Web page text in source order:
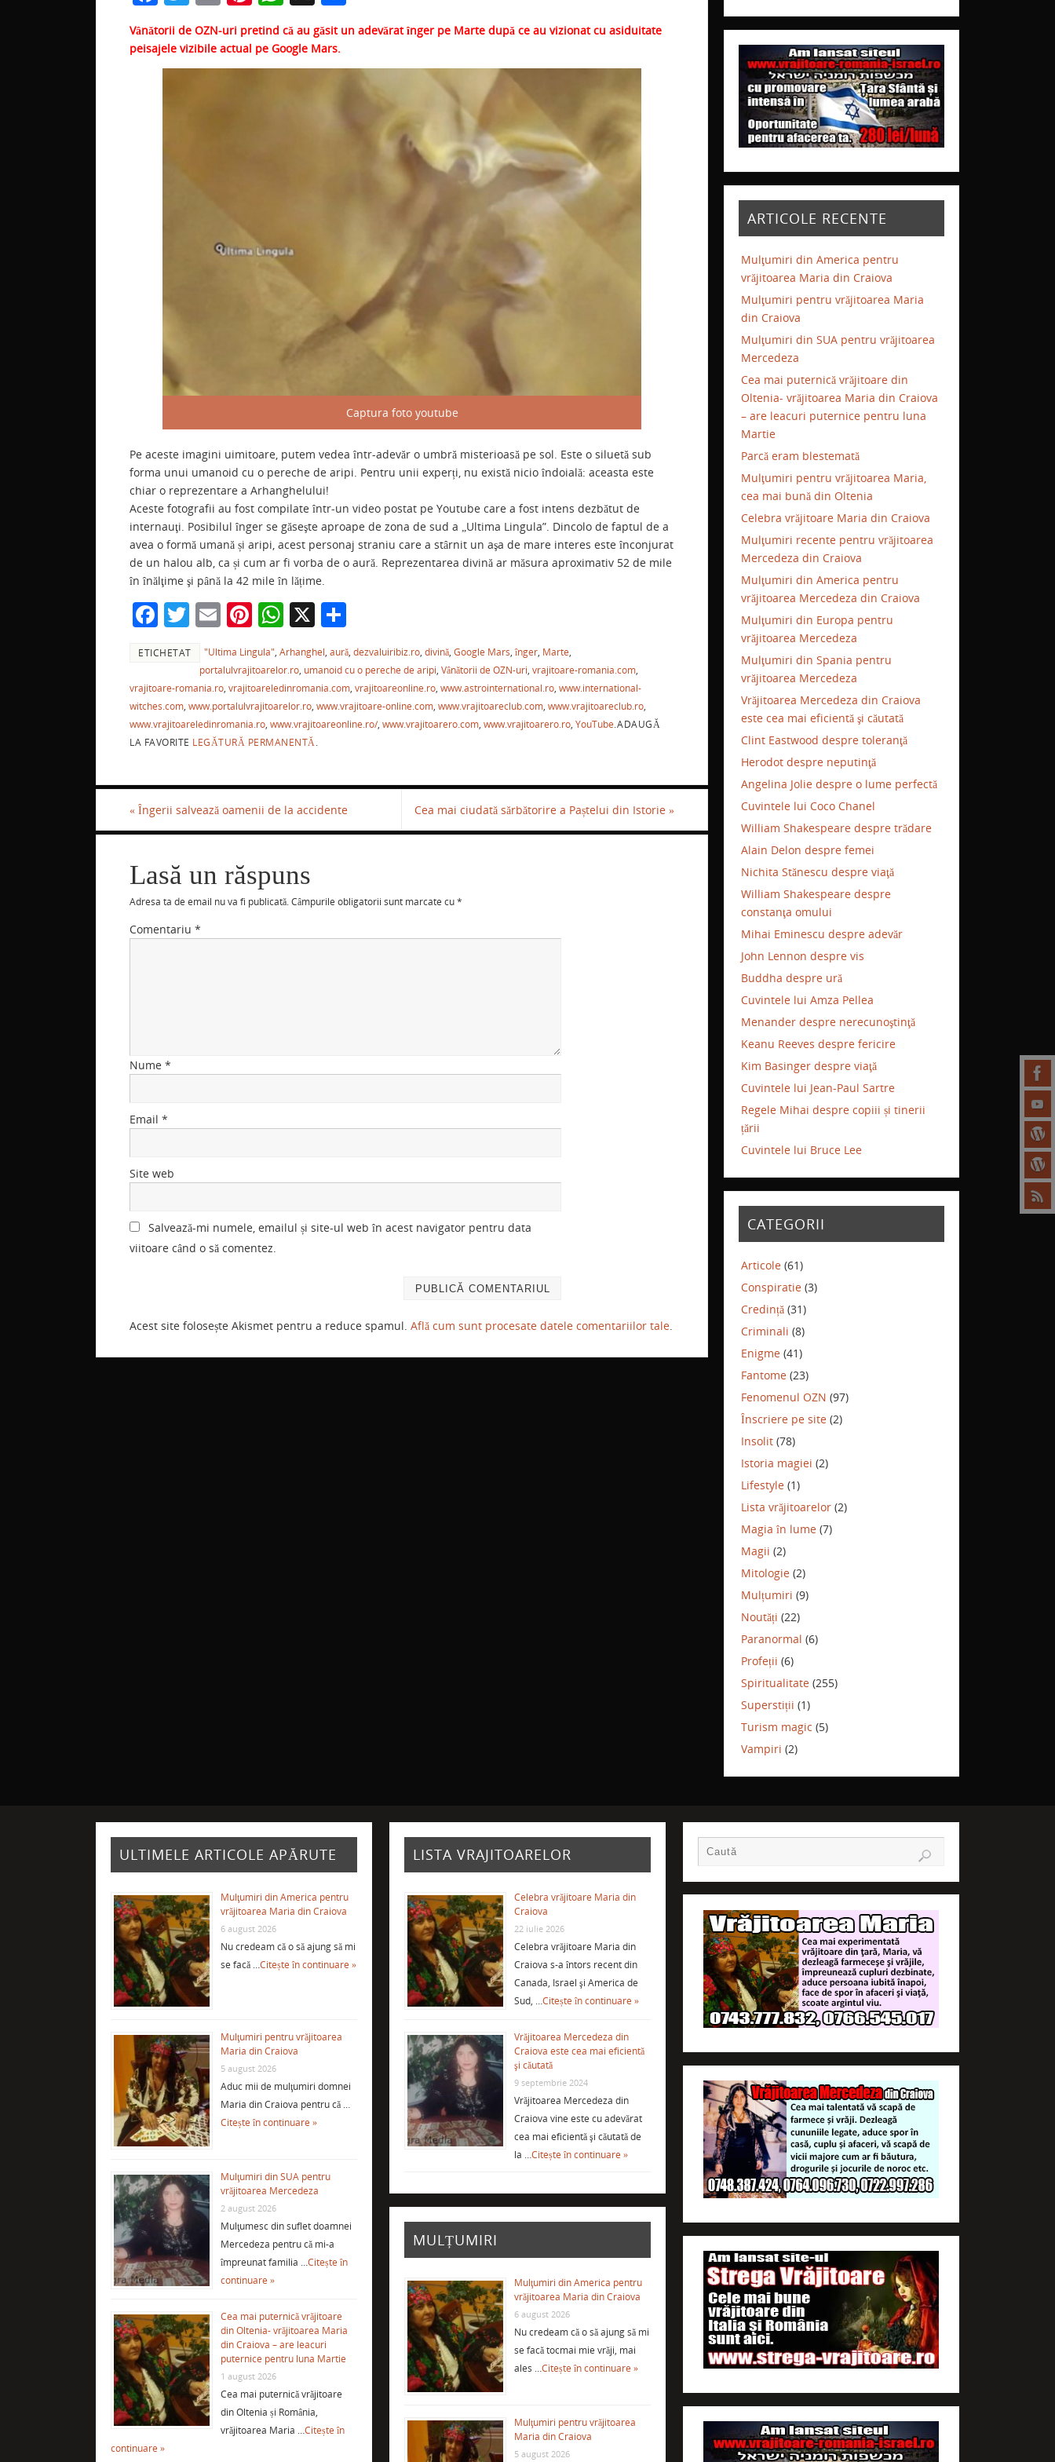
a
c
e
w
itt
er
m
ai
l
nt
er
e
h
at
s
ar
ta
je
ză
Vânătorii de OZN-uri pretind că au găsit un adevărat înger pe Marte după ce au vizionat cu asiduitate
peisajele vizibile actual pe Google Mars.
Captura foto youtube
Pe aceste imagini uimitoare, putem vedea într-adevăr o umbră misterioasă pe sol. Este o siluetă sub
forma unui umanoid cu o pereche de aripi. Pentru unii experți, nu există nicio îndoială: aceasta este
chiar o reprezentare a Arhanghelului!
Aceste fotografii au fost compilate într-un video postat pe Youtube care a fost intens dezbătut de
internauţi. Posibilul înger se găseşte aproape de zona de sud a „Ultima Lingula”. Dincolo de faptul de a
avea o formă umană și aripi, acest personaj straniu care a stârnit un aşa de mare interes este înconjurat
de un halou alb, ca și cum ar fi vorba de o aură. Reprezentarea divină ar măsura aproximativ 52 de mile
în înălţime şi până la 42 mile în lățime.
F
c
e
b
o
k
T
w
itt
er
E
m
ai
l
Pi
nt
er
e
st
W
h
at
s
A
p
X
ar
ta
je
a
ETICHETAT "Ultima Lingula" Arhanghel aură, dezvaluiribiz.ro, divină, Google Mars înger, Marte
portalulvrajitoarelor.ro, umanoid cu o pereche de aripi Vânătorii de OZN-uri vrajitoare-romania.com,
vrajitoare-romania.ro vrajitoareledinromania.com vrajitoareonline.ro www.astrointernational.ro www.international-
witches.com www.portalulvrajitoarelor.ro www.vrajitoare-online.com www.vrajitoareclub.com www.vrajitoareclub.ro
www.vrajitoareledinromania.ro www.vrajitoareonline.ro/ www.vrajitoarero.com www.vrajitoarero.ro YouTube ADAUGĂ
LA FAVORITE LEGĂTURĂ PERMANENTĂ
« Îngerii salvează oamenii de la accidente Cea mai ciudată sărbătorire a Paștelui din Istorie »
Lasă un răspuns
Adresa ta de email nu va fi publicată. Câmpurile obligatorii sunt marcate cu*
Comentariu *
Nume *
Email *
Site web
Salvează-mi numele, emailul și site-ul web în acest navigator pentru data
viitoare când o să comentez.
Acest site folosește Akismet pentru a reduce spamul. Află cum sunt procesate datele comentariilor tale.
ARTICOLE RECENTE
Mulţumiri din America pentru
vrăjitoarea Maria din Craiova
Mulţumiri pentru vrăjitoarea Maria
din Craiova
Mulţumiri din SUA pentru vrăjitoarea
Mercedeza
Cea mai puternică vrăjitoare din
Oltenia- vrăjitoarea Maria din Craiova
– are leacuri puternice pentru luna
Martie
Parcă eram blestemată
Mulţumiri pentru vrăjitoarea Maria,
cea mai bună din Oltenia
Celebra vrăjitoare Maria din Craiova
Mulţumiri recente pentru vrăjitoarea
Mercedeza din Craiova
Mulţumiri din America pentru
vrăjitoarea Mercedeza din Craiova
Mulţumiri din Europa pentru
vrăjitoarea Mercedeza
Mulţumiri din Spania pentru
vrăjitoarea Mercedeza
Vrăjitoarea Mercedeza din Craiova
este cea mai eficientă şi căutată
Clint Eastwood despre toleranţă
Herodot despre neputinţă
Angelina Jolie despre o lume perfectă
Cuvintele lui Coco Chanel
William Shakespeare despre trădare
Alain Delon despre femei
Nichita Stănescu despre viaţă
William Shakespeare despre
constanţa omului
Mihai Eminescu despre adevăr
John Lennon despre vis
Buddha despre ură
Cuvintele lui Amza Pellea
Menander despre nerecunoştinţă
Keanu Reeves despre fericire
Kim Basinger despre viaţă
Cuvintele lui Jean-Paul Sartre
Regele Mihai despre copiii și tinerii
țării
Cuvintele lui Bruce Lee
CATEGORII
Articole (61)
Conspiratie (3)
Credință (31)
Criminali (8)
Enigme (41)
Fantome (23)
Fenomenul OZN (97)
Înscriere pe site (2)
Insolit (78)
Istoria magiei (2)
Lifestyle (1)
Lista vrăjitoarelor (2)
Magia în lume (7)
Magii (2)
Mitologie (2)
Mulțumiri (9)
Noutăți (22)
Paranormal (6)
Profeții (6)
Spiritualitate (255)
Superstiții (1)
Turism magic (5)
Vampiri (2)
ULTIMELE ARTICOLE APĂRUTE
Mulţumiri din America pentru
vrăjitoarea Maria din Craiova
6 august 2026
Nu credeam că o să ajung să mi
se facă …Citește în continuare »
Mulţumiri pentru vrăjitoarea
Maria din Craiova
5 august 2026
Aduc mii de mulţumiri domnei
Maria din Craiova pentru că …
Citește în continuare »
Mulţumiri din SUA pentru
vrăjitoarea Mercedeza
2 august 2026
Mulţumesc din suflet doamnei
Mercedeza pentru că mi-a
împreunat familia …Citește în
continuare »
Cea mai puternică vrăjitoare
din Oltenia- vrăjitoarea Maria
din Craiova – are leacuri
puternice pentru luna Martie
1 august 2026
Cea mai puternică vrăjitoare
din Oltenia și România,
vrăjitoarea Maria …Citește în
continuare »
LISTA VRAJITOARELOR
Celebra vrăjitoare Maria din
Craiova
22 iulie 2026
Celebra vrăjitoare Maria din
Craiova s-a întors recent din
Canada, Israel şi America de
Sud, …Citește în continuare »
Vrăjitoarea Mercedeza din
Craiova este cea mai eficientă
şi căutată
9 septembrie 2024
Vrăjitoarea Mercedeza din
Craiova vine este cu adevărat
cea mai eficientă şi căutată de
la …Citește în continuare »
MULȚUMIRI
Mulţumiri din America pentru
vrăjitoarea Maria din Craiova
6 august 2026
Nu credeam că o să ajung să mi
se facă tocmai mie vrăji, mai
ales …Citește în continuare »
Mulţumiri pentru vrăjitoarea
Maria din Craiova
5 august 2026